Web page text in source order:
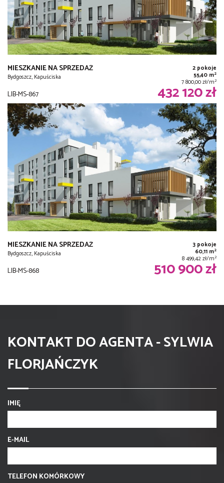
MIESZKANIE NA SPRZEDAŻ
Bydgoszcz, Kapuściska
2 pokoje
55,40 m2
7 800,00 zł/m2
LIB-MS-867 432 120 zł
MIESZKANIE NA SPRZEDAŻ
Bydgoszcz, Kapuściska
3 pokoje
60,11 m2
8 499,42 zł/m2
LIB-MS-868 510 900 zł
KONTAKT DO AGENTA - SYLWIA
FLORJAŃCZYK
IMIĘ
E-MAIL
TELEFON KOMÓRKOWY